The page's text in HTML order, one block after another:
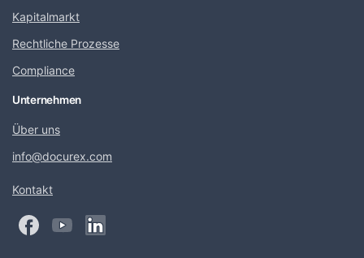
Kapitalmarkt
Rechtliche Prozesse
Compliance
Unternehmen
Über uns
info@docurex.com
Kontakt